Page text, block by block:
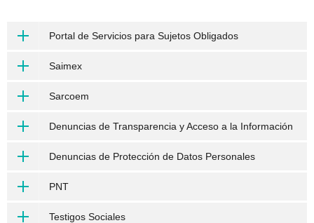
Portal de Servicios para Sujetos Obligados
Saimex
Sarcoem
Denuncias de Transparencia y Acceso a la Información
Denuncias de Protección de Datos Personales
PNT
Testigos Sociales